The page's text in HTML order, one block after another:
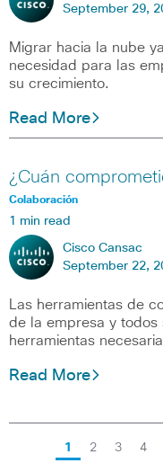
September 29,
Migrar hacia la nube
necesidad para las
su crecimiento.
Read More
¿Cuán
Colaboración
1 min read
Cisco Cansac
September 22,
Las herramientas de
de la empresa y todos
herramientas
Read More
1 2 3 4